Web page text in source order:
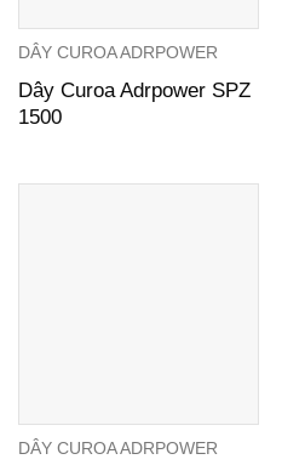
DÂY CUROA ADRPOWER
Dây Curoa Adrpower SPZ
1500
DÂY CUROA ADRPOWER